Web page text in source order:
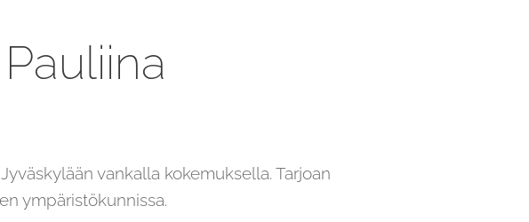
vankalla kokemuksella. Tarjoan
ympäristökunnissa.